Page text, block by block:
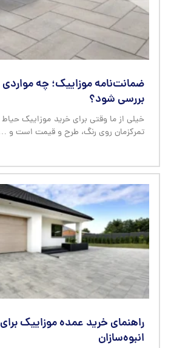
ضمانت‌نامه موزاییک؛ چه مواردی
بررسی شود؟
خیلی از ما وقتی برای خرید موزاییک
تمرکزمان روی رنگ، طرح و قیمت است و
راهنمای خرید عمده موزاییک برای
انبوه‌سازان